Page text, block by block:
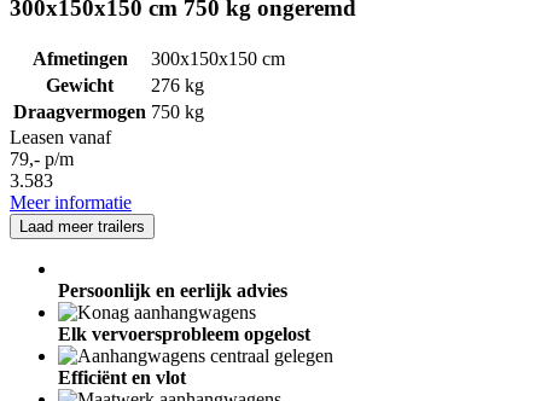
300x150x150 cm 750 kg ongeremd
Afmetingen
300x150x150 cm
Gewicht
276 kg
Draagvermogen 750 kg
Leasen vanaf
79,- p/m
3.583
Meer informatie
Laad meer trailers
Persoonlijk en eerlijk advies
Elk vervoersprobleem opgelost
Efficiënt en vlot